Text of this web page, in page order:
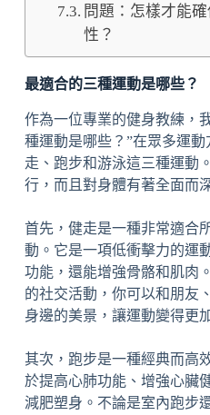
問題：怎樣才能
性？
最適合的三種運動是哪些？
作為一位專業的健身教練，
種運動是哪些？”在眾多運
走、跑步和游泳這三種運動
行，而且對身體有著全面而
首先，健走是一種非常適合
動。它是一項低衝擊力的運
功能，還能增強骨骼和肌肉
的社交活動，你可以和朋友
身邊的美景，讓運動變得更
其次，跑步是一種經典而高
於提高心肺功能、增強心臟
減肥塑身。不論是室內跑步